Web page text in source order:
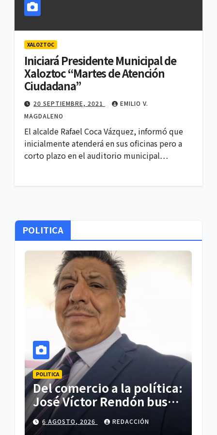
XALOZTOC
Iniciará Presidente Municipal de
Xaloztoc “Martes de Atención
Ciudadana”
20 SEPTIEMBRE, 2021
EMILIO V.
MAGDALENO
El alcalde Rafael Coca Vázquez, informó que
inicialmente atenderá en sus oficinas pero a
corto plazo en el auditorio municipal…
POLITICA
POLITICA
Del comercio a la política:
José Víctor Rendón busca
un cambio para
Zitlaltepec
6 AGOSTO, 2026 REDACCIÓN